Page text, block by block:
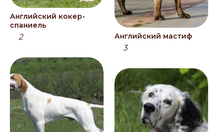
Английский кокер-
спаниель
2 Английский мастиф
3